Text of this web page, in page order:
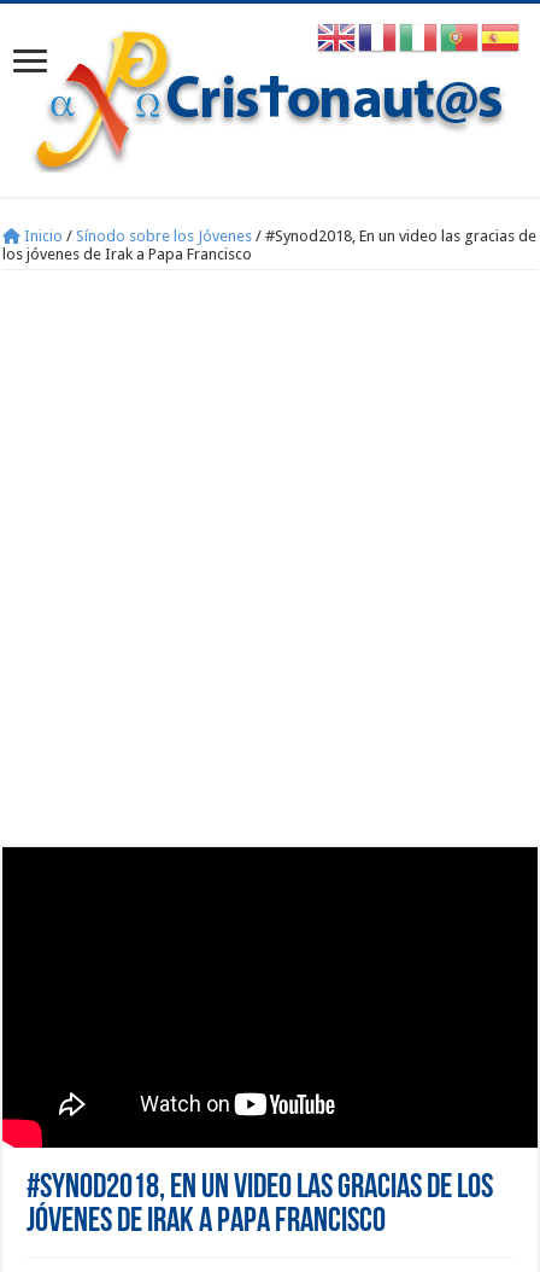
Inicio / Sínodo sobre los Jóvenes / #Synod2018, En un video las gracias de
los jóvenes de Irak a Papa Francisco
#Synod2018, En un video las gracias de los
jóvenes de Irak a Papa Francisco